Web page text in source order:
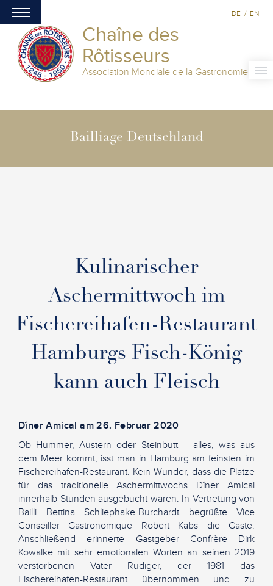
Chaîne des
Rôtisseurs
Association Mondiale de la Gastronomie
DE / EN
Bailliage Deutschland
Kulinarischer
Aschermittwoch im
Fischereihafen-Restaurant
Hamburgs Fisch-König
kann auch Fleisch
Dîner Amical am 26. Februar 2020
Ob Hummer, Austern oder Steinbutt – alles, was aus
dem Meer kommt, isst man in Hamburg am feinsten im
Fischereihafen-Restaurant. Kein Wunder, dass die Plätze
für das traditionelle Aschermittwochs Dîner Amical
innerhalb Stunden ausgebucht waren. In Vertretung von
Bailli Bettina Schliephake-Burchardt begrüßte Vice
Conseiller Gastronomique Robert Kabs die Gäste.
Anschließend erinnerte Gastgeber Confrère Dirk
Kowalke mit sehr emotionalen Worten an seinen 2019
verstorbenen Vater Rüdiger, der 1981 das
Fischereihafen-Restaurant übernommen und zu